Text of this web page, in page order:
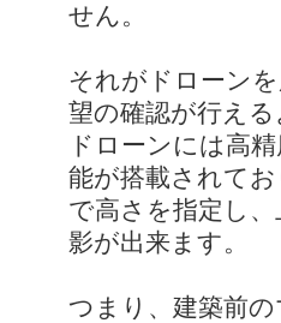
せん。
それがドローン
望の確認が行える
ドローンには高
能が搭載されて
で高さを指定し
影が出来ます。
つまり、建築前